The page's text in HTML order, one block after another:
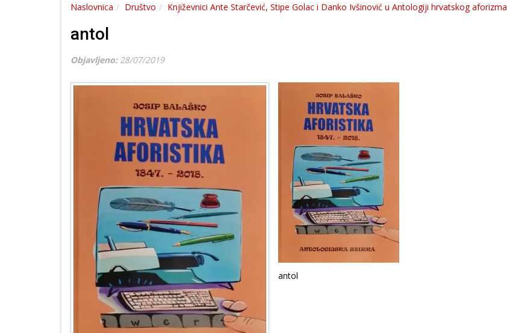
Naslovnica Društvo Književnici Ante Starčević, Stipe Golac i Danko Ivšinović u Antologiji hrvatskog aforizma
antol
Objavljeno: 28/07/2019
antol